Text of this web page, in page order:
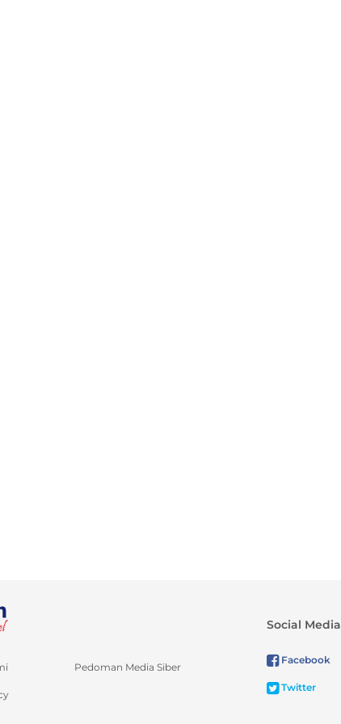
Pedoman Media Siber
Social Media
Facebook
Twitter